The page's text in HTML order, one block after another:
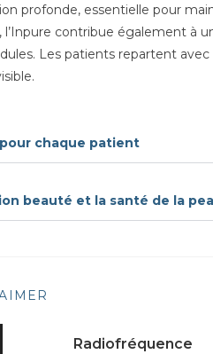
profonde, essentielle pour
contribue également à
Les patients repartent
chaque patient
beauté et la santé de la
Radiofréquence